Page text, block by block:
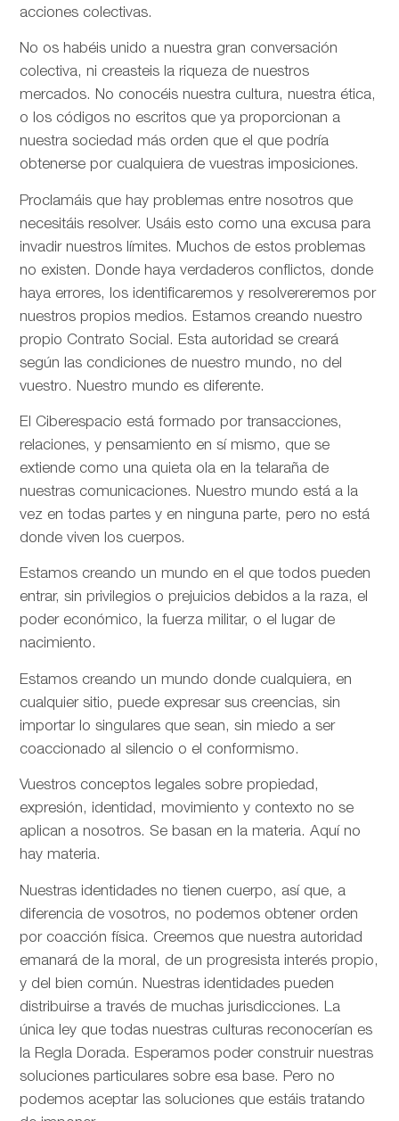
acciones colectivas.
No os habéis unido a nuestra gran conversación
colectiva, ni creasteis la riqueza de nuestros
mercados. No conocéis nuestra cultura, nuestra ética,
o los códigos no escritos que ya proporcionan a
nuestra sociedad más orden que el que podría
obtenerse por cualquiera de vuestras imposiciones.
Proclamáis que hay problemas entre nosotros que
necesitáis resolver. Usáis esto como una excusa para
invadir nuestros límites. Muchos de estos problemas
no existen. Donde haya verdaderos conflictos, donde
haya errores, los identificaremos y resolvereremos por
nuestros propios medios. Estamos creando nuestro
propio Contrato Social. Esta autoridad se creará
según las condiciones de nuestro mundo, no del
vuestro. Nuestro mundo es diferente.
El Ciberespacio está formado por transacciones,
relaciones, y pensamiento en sí mismo, que se
extiende como una quieta ola en la telaraña de
nuestras comunicaciones. Nuestro mundo está a la
vez en todas partes y en ninguna parte, pero no está
donde viven los cuerpos.
Estamos creando un mundo en el que todos pueden
entrar, sin privilegios o prejuicios debidos a la raza, el
poder económico, la fuerza militar, o el lugar de
nacimiento.
Estamos creando un mundo donde cualquiera, en
cualquier sitio, puede expresar sus creencias, sin
importar lo singulares que sean, sin miedo a ser
coaccionado al silencio o el conformismo.
Vuestros conceptos legales sobre propiedad,
expresión, identidad, movimiento y contexto no se
aplican a nosotros. Se basan en la materia. Aquí no
hay materia.
Nuestras identidades no tienen cuerpo, así que, a
diferencia de vosotros, no podemos obtener orden
por coacción física. Creemos que nuestra autoridad
emanará de la moral, de un progresista interés propio,
y del bien común. Nuestras identidades pueden
distribuirse a través de muchas jurisdicciones. La
única ley que todas nuestras culturas reconocerían es
la Regla Dorada. Esperamos poder construir nuestras
soluciones particulares sobre esa base. Pero no
podemos aceptar las soluciones que estáis tratando